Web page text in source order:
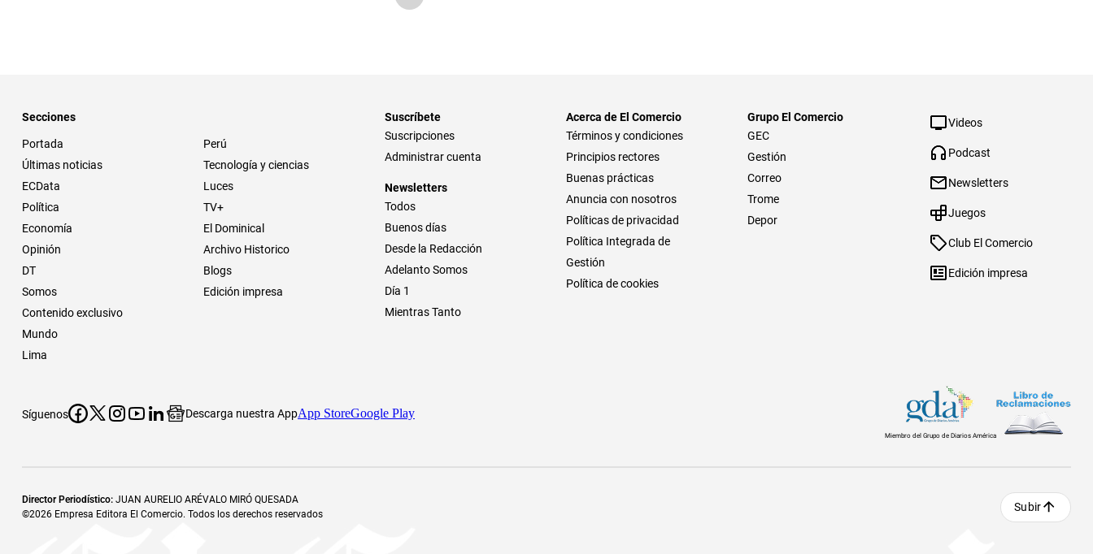
Secciones
Portada
Últimas noticias
ECData
Política
Economía
Opinión
DT
Somos
Contenido exclusivo
Mundo
Lima
Perú
Tecnología y ciencias
Luces
TV+
El Dominical
Archivo Historico
Blogs
Edición impresa
Suscríbete
Suscripciones
Administrar cuenta
Newsletters
Todos
Buenos días
Desde la Redacción
Adelanto Somos
Día 1
Mientras Tanto
Acerca de El Comercio
Términos y condiciones
Principios rectores
Buenas prácticas
Anuncia con nosotros
Políticas de privacidad
Política Integrada de
Gestión
Política de cookies
Grupo El Comercio
GEC
Gestión
Correo
Trome
Depor
Videos
Podcast
Newsletters
Juegos
Club El Comercio
Edición impresa
Síguenos Descarga nuestra AppApp StoreGoogle Play
Miembro del Grupo de Diarios América
Director Periodístico: JUAN AURELIO ARÉVALO MIRÓ QUESADA
©2026 Empresa Editora El Comercio. Todos los derechos reservados
Subir